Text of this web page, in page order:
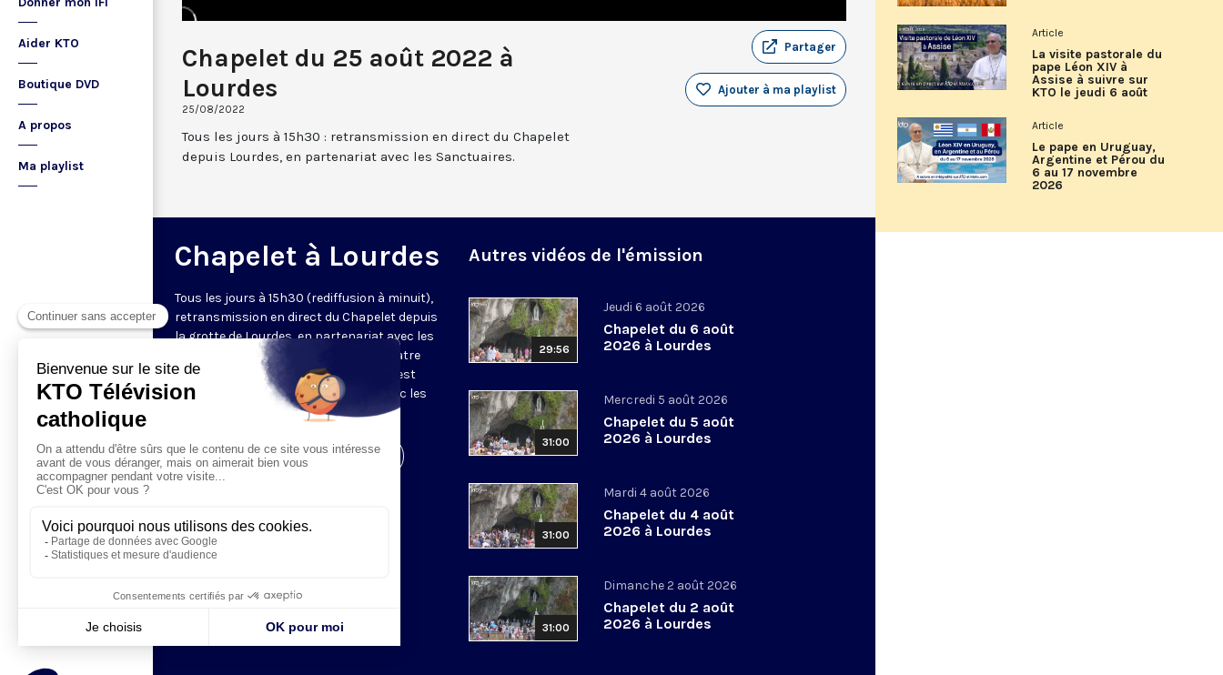
Aider KTO
Boutique DVD
A propos
Ma playlist
Chapelet du 25 août 2022 à
Lourdes
25/08/2022
Partager
Ajouter à ma playlist
Tous les jours à 15h30 : retransmission en direct du Chapelet
depuis Lourdes, en partenariat avec les Sanctuaires.
Chapelet à Lourdes
Tous les jours à 15h30 (rediffusion à minuit),
retransmission en direct du Chapelet depuis
la grotte de Lourdes, en partenariat avec les
Sanctuaires. Chaque jour, l'une des quatre
méditations des mystères du Rosaire est
proposée en communion de prière avec les
Visiter la page de l'émission
Autres vidéos de l'émission
29:56
Jeudi 6 août 2026
Chapelet du 6 août
2026 à Lourdes
31:00
Mercredi 5 août 2026
Chapelet du 5 août
2026 à Lourdes
31:00
Mardi 4 août 2026
Chapelet du 4 août
2026 à Lourdes
31:00
Dimanche 2 août 2026
Chapelet du 2 août
2026 à Lourdes
Article
La visite pastorale du
pape Léon XIV à
Assise à suivre sur
KTO le jeudi 6 août
Article
Le pape en Uruguay,
Argentine et Pérou du
6 au 17 novembre
2026